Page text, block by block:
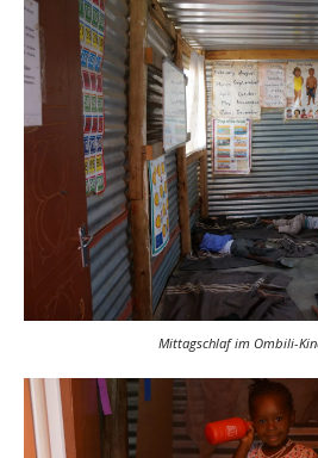
Mittagschlaf im Ombili-